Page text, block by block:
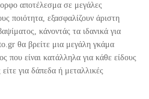
αποτέλεσμα σε μεγάλες
ποιότητα, εξασφαλίζουν άριστη
κάνοντάς τα ιδανικά για
θα βρείτε μια μεγάλη γκάμα
που είναι κατάλληλα για κάθε είδους
είτε για δάπεδα ή μεταλλικές